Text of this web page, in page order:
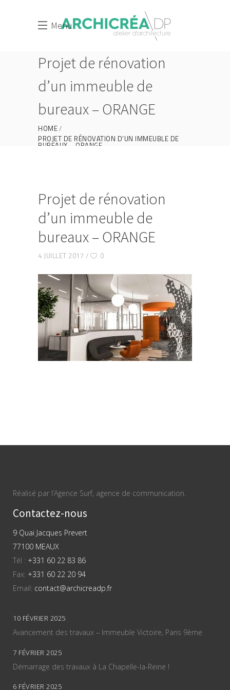
Menu
Projet de rénovation
d’un immeuble de
bureaux – ORANGE
HOME
PROJET DE RÉNOVATION D’UN IMMEUBLE DE
BUREAUX – ORANGE
Projet de rénovation
d’un immeuble de
bureaux – ORANGE
4 JUILLET 2017 0
Réalisé par l’Agence Surf, agence de communication.
Contactez-nous
9 Quai Jacques Prevert
77100 MEAUX
Tél : +331 60 22 83 86
Fax: +331 60 22 20 94
Email: contact@archicreadp.fr
10 FÉVRIER 2025
Avancement des travaux – Immeuble Victoire, Paris 9ème
7 FÉVRIER 2025
Démarrage des travaux à La Chapelle-la-Reine !
6 FÉVRIER 2025